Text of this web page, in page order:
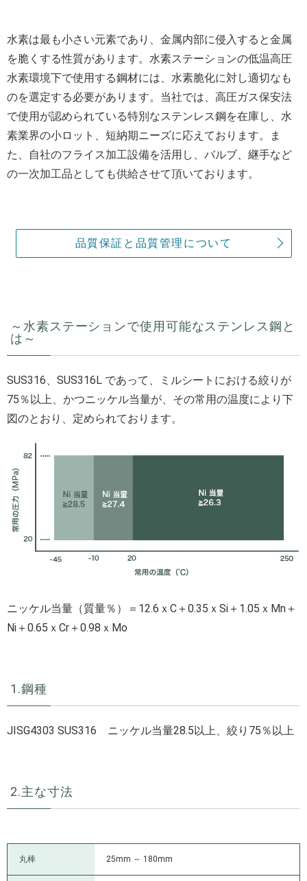
水素は最も小さい元素であり、金属内部に侵入すると金属
を脆くする性質があります。水素ステーションの低温高圧
水素環境下で使用する鋼材には、水素脆化に対し適切なも
のを選定する必要があります。当社では、高圧ガス保安法
で使用が認められている特別なステンレス鋼を在庫し、水
素業界の小ロット、短納期ニーズに応えております。ま
た、自社のフライス加工設備を活用し、バルブ、継手など
の一次加工品としても供給させて頂いております。
品質保証と品質管理について
～水素ステーションで使用可能なステンレス鋼と
は～
SUS316、SUS316L であって、ミルシートにおける絞りが
75％以上、かつニッケル当量が、その常用の温度により下
図のとおり、定められております。
ニッケル当量（質量％）＝12.6ｘC＋0.35ｘSi＋1.05ｘMn＋
Ni＋0.65ｘCr＋0.98ｘMo
1.鋼種
JISG4303 SUS316 ニッケル当量28.5以上、絞り75％以上
2.主な寸法
丸棒 25mm ～ 180mm